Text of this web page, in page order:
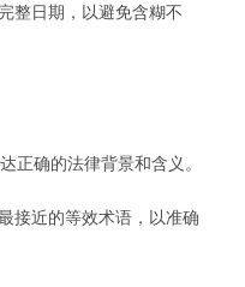
整日期，以避免含糊不
正确的法律背景和含义。
接近的等效术语，以准确